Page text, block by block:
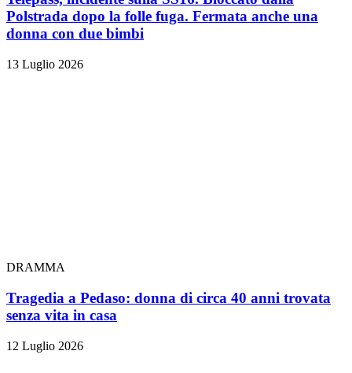
Polstrada dopo la folle fuga. Fermata anche una
donna con due bimbi
13 Luglio 2026
DRAMMA
Tragedia a Pedaso: donna di circa 40 anni trovata
senza vita in casa
12 Luglio 2026